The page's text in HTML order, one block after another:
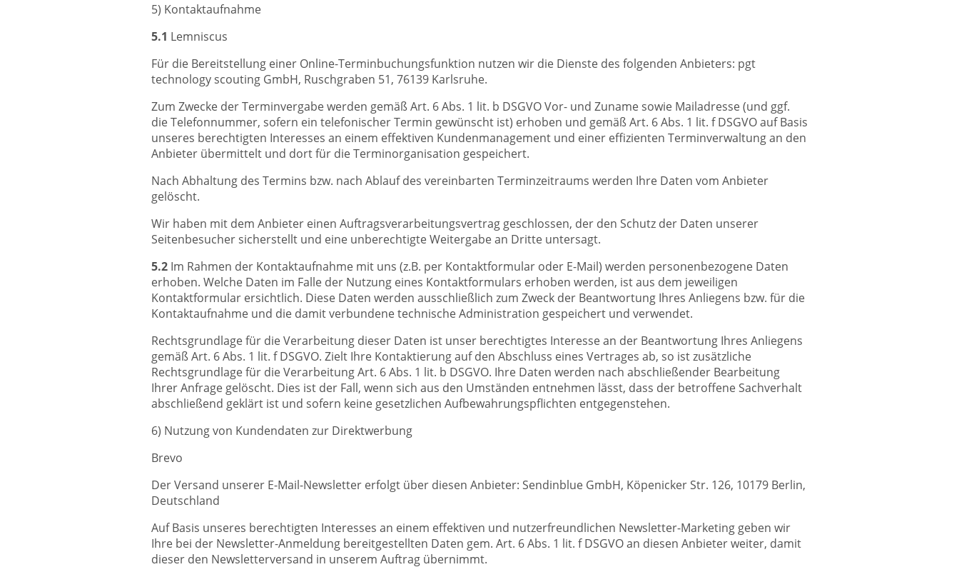
5) Kontaktaufnahme
5.1 Lemniscus
Für die Bereitstellung einer Online-Terminbuchungsfunktion nutzen wir die Dienste des folgenden Anbieters: pgt
technology scouting GmbH, Ruschgraben 51, 76139 Karlsruhe.
Zum Zwecke der Terminvergabe werden gemäß Art. 6 Abs. 1 lit. b DSGVO Vor- und Zuname sowie Mailadresse (und ggf.
die Telefonnummer, sofern ein telefonischer Termin gewünscht ist) erhoben und gemäß Art. 6 Abs. 1 lit. f DSGVO auf Basis
unseres berechtigten Interesses an einem effektiven Kundenmanagement und einer effizienten Terminverwaltung an den
Anbieter übermittelt und dort für die Terminorganisation gespeichert.
Nach Abhaltung des Termins bzw. nach Ablauf des vereinbarten Terminzeitraums werden Ihre Daten vom Anbieter
gelöscht.
Wir haben mit dem Anbieter einen Auftragsverarbeitungsvertrag geschlossen, der den Schutz der Daten unserer
Seitenbesucher sicherstellt und eine unberechtigte Weitergabe an Dritte untersagt.
5.2 Im Rahmen der Kontaktaufnahme mit uns (z.B. per Kontaktformular oder E-Mail) werden personenbezogene Daten
erhoben. Welche Daten im Falle der Nutzung eines Kontaktformulars erhoben werden, ist aus dem jeweiligen
Kontaktformular ersichtlich. Diese Daten werden ausschließlich zum Zweck der Beantwortung Ihres Anliegens bzw. für die
Kontaktaufnahme und die damit verbundene technische Administration gespeichert und verwendet.
Rechtsgrundlage für die Verarbeitung dieser Daten ist unser berechtigtes Interesse an der Beantwortung Ihres Anliegens
gemäß Art. 6 Abs. 1 lit. f DSGVO. Zielt Ihre Kontaktierung auf den Abschluss eines Vertrages ab, so ist zusätzliche
Rechtsgrundlage für die Verarbeitung Art. 6 Abs. 1 lit. b DSGVO. Ihre Daten werden nach abschließender Bearbeitung
Ihrer Anfrage gelöscht. Dies ist der Fall, wenn sich aus den Umständen entnehmen lässt, dass der betroffene Sachverhalt
abschließend geklärt ist und sofern keine gesetzlichen Aufbewahrungspflichten entgegenstehen.
6) Nutzung von Kundendaten zur Direktwerbung
Brevo
Der Versand unserer E-Mail-Newsletter erfolgt über diesen Anbieter: Sendinblue GmbH, Köpenicker Str. 126, 10179 Berlin,
Deutschland
Auf Basis unseres berechtigten Interesses an einem effektiven und nutzerfreundlichen Newsletter-Marketing geben wir
Ihre bei der Newsletter-Anmeldung bereitgestellten Daten gem. Art. 6 Abs. 1 lit. f DSGVO an diesen Anbieter weiter, damit
dieser den Newsletterversand in unserem Auftrag übernimmt.